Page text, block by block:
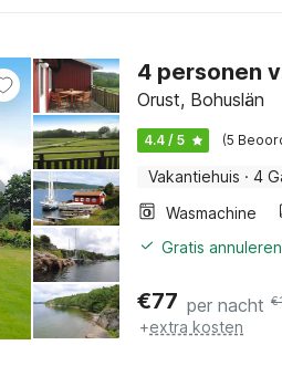
4 personen
Orust, Bohuslän
4.4 / 5 (5
Vakantiehuis · 4
Wasmachine
Gratis
€77 per nacht €
+extra kosten